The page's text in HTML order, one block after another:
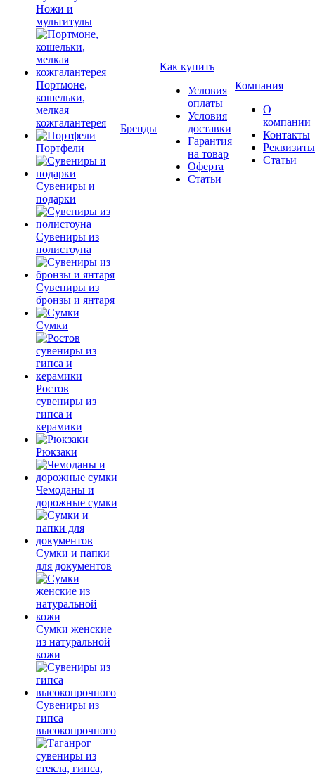
Ножи и
мультитулы
Портмоне,
кошельки,
мелкая
кожгалантерея
Портфели
Сувениры и
подарки
Сувениры из
полистоуна
Сувениры из
бронзы и янтаря
Сумки
Ростов
сувениры из
гипса и
керамики
Рюкзаки
Чемоданы и
дорожные сумки
Сумки и папки
для документов
Сумки женские
из натуральной
кожи
Сувениры из
гипса
высокопрочного
Бренды
Как купить
Условия
оплаты
Условия
доставки
Гарантия
на товар
Оферта
Статьи
Компания
О
компании
Контакты
Реквизиты
Статьи